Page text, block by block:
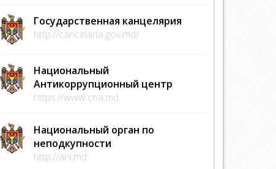
Государственная канцелярия
http://cancelaria.gov.md/
Национальный
Антикоррупционный центр
https://www.cna.md
Национальный орган по
неподкупности
http://ani.md